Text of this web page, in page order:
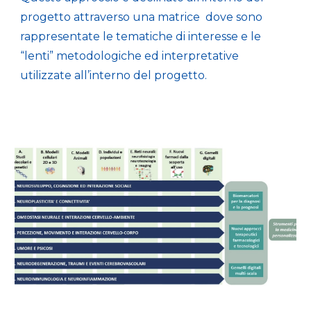
progetto attraverso una matrice dove sono
rappresentate le tematiche di interesse e le
“lenti” metodologiche ed interpretative
utilizzate all’interno del progetto.